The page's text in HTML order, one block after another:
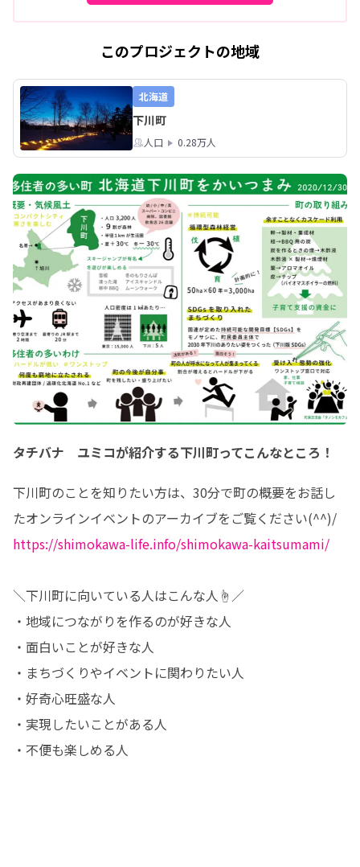
このプロジェクトの地域
北海道
下川町
人口 0.28万人
タチバナ ユミコが紹介する下川町ってこんなところ！
下川町のことを知りたい方は、30分で町の概要をお話し
https://shimokawa-life.info/shimokawa-kaitsumami/
＼下川町に向いている人はこんな人☝／
・地域につながりを作るのが好きな人
・面白いことが好きな人
・まちづくりやイベントに関わりたい人
・好奇心旺盛な人
・実現したいことがある人
・不便も楽しめる人